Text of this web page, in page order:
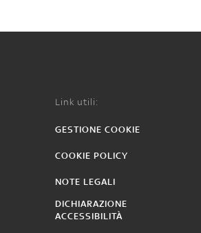
Link utili:
GESTIONE COOKIE
COOKIE POLICY
NOTE LEGALI
DICHIARAZIONE
ACCESSIBILITÀ